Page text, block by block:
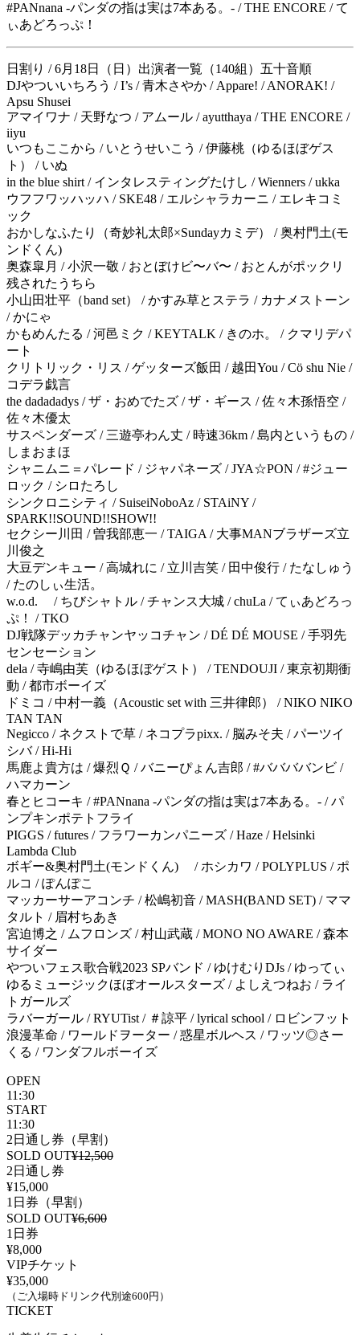
#PANnana -パンダの指は実は7本ある。- / THE ENCORE / て
ぃあどろっぷ！
日割り / 6月18日（日）出演者一覧（140組）五十音順
DJやついいちろう / I’s / 青木さやか / Appare! / ANORAK! /
Apsu Shusei
アマイワナ / 天野なつ / アムール / ayutthaya / THE ENCORE /
iiyu
いつもここから / いとうせいこう / 伊藤桃（ゆるほぼゲス
ト） / いぬ
in the blue shirt / インタレスティングたけし / Wienners / ukka
ウフフワッハッハ / SKE48 / エルシャラカーニ / エレキコミ
ック
おかしなふたり（奇妙礼太郎×Sundayカミデ） / 奥村門土(モ
ンドくん)
奥森皐月 / 小沢一敬 / おとぼけビ〜バ〜 / おとんがポックリ
残されたうちら
小山田壮平（band set） / かすみ草とステラ / カナメストーン
/ かにゃ
かもめんたる / 河邑ミク / KEYTALK / きのホ。 / クマリデパ
ート
クリトリック・リス / ゲッターズ飯田 / 越田You / Cö shu Nie /
コデラ戯言
the dadadadys / ザ・おめでたズ / ザ・ギース / 佐々木孫悟空 /
佐々木優太
サスペンダーズ / 三遊亭わん丈 / 時速36km / 島内というもの /
しまおまほ
シャニムニ＝パレード / ジャパネーズ / JYA☆PON / #ジュー
ロック / シロたろし
シンクロニシティ / SuiseiNoboAz / STAiNY /
SPARK!!SOUND!!SHOW!!
セクシー川田 / 曽我部恵一 / TAIGA / 大事MANブラザーズ立
川俊之
大豆デンキュー / 高城れに / 立川吉笑 / 田中俊行 / たなしゅう
/ たのしぃ生活。
w.o.d. / ちびシャトル / チャンス大城 / chuLa / てぃあどろっ
ぷ！ / TKO
DJ戦隊デッカチャンヤッコチャン / DÉ DÉ MOUSE / 手羽先
センセーション
dela / 寺嶋由芙（ゆるほぼゲスト） / TENDOUJI / 東京初期衝
動 / 都市ボーイズ
ドミコ / 中村一義（Acoustic set with 三井律郎） / NIKO NIKO
TAN TAN
Negicco / ネクストで草 / ネコプラpixx. / 脳みそ夫 / パーツイ
シバ / Hi-Hi
馬鹿よ貴方は / 爆烈Ｑ / バニーぴょん吉郎 / #ババババンビ /
ハマカーン
春とヒコーキ / #PANnana -パンダの指は実は7本ある。- / パ
ンプキンポテトフライ
PIGGS / futures / フラワーカンパニーズ / Haze / Helsinki
Lambda Club
ボギー&奥村門土(モンドくん) / ホシカワ / POLYPLUS / ポ
ルコ / ぽんぽこ
マッカーサーアコンチ / 松嶋初音 / MASH(BAND SET) / ママ
タルト / 眉村ちあき
宮迫博之 / ムフロンズ / 村山武蔵 / MONO NO AWARE / 森本
サイダー
やついフェス歌合戦2023 SPバンド / ゆけむりDJs / ゆってぃ
ゆるミュージックほぼオールスターズ / よしえつねお / ライ
トガールズ
ラバーガール / RYUTist / ＃諒平 / lyrical school / ロビンフット
浪漫革命 / ワールドヲーター / 惑星ボルヘス / ワッツ◎さー
くる / ワンダフルボーイズ
OPEN
11:30
START
11:30
2日通し券（早割）
SOLD OUT¥12,500
2日通し券
¥15,000
1日券（早割）
SOLD OUT¥6,600
1日券
¥8,000
VIPチケット
¥35,000
（ご入場時ドリンク代別途600円）
TICKET